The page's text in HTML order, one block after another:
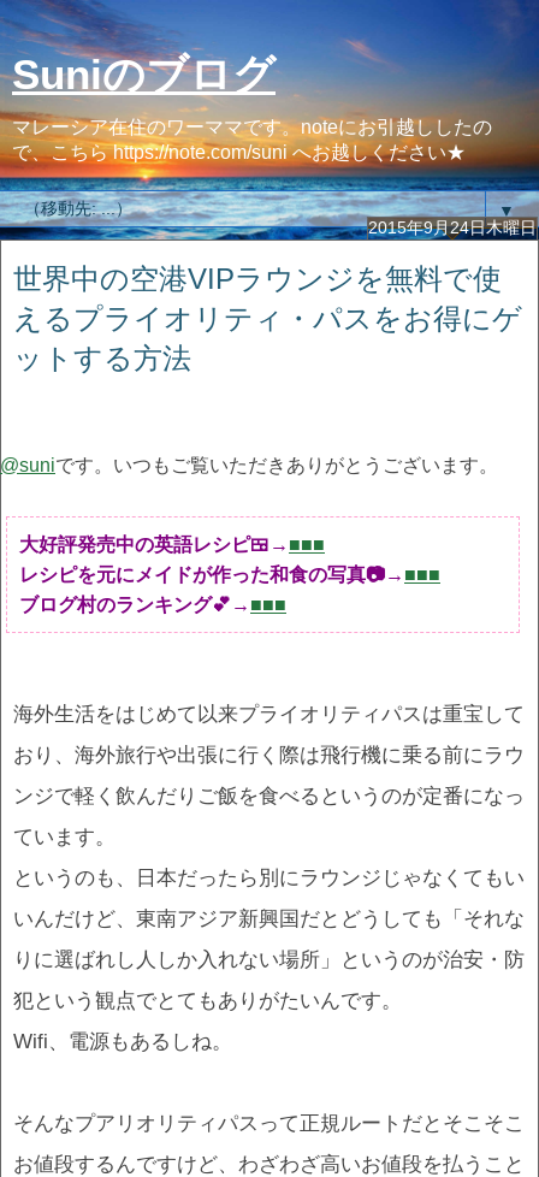
Suniのブログ
マレーシア在住のワーママです。noteにお引越ししたの
で、こちら https://note.com/suni へお越しください★
▼
2015年9月24日木曜日
世界中の空港VIPラウンジを無料で使
えるプライオリティ・パスをお得にゲ
ットする方法
@suniです。いつもご覧いただきありがとうございます。
大好評発売中の英語レシピ🍱→ ■■■
レシピを元にメイドが作った和食の写真📷→ ■■■
ブログ村のランキング💕→ ■■■
海外生活をはじめて以来プライオリティパスは重宝して
おり、海外旅行や出張に行く際は飛行機に乗る前にラウ
ンジで軽く飲んだりご飯を食べるというのが定番になっ
ています。
というのも、日本だったら別にラウンジじゃなくてもい
いんだけど、東南アジア新興国だとどうしても「それな
りに選ばれし人しか入れない場所」というのが治安・防
犯という観点でとてもありがたいんです。
Wifi、電源もあるしね。
そんなプアリオリティパスって正規ルートだとそこそこ
お値段するんですけど、わざわざ高いお値段を払うこと